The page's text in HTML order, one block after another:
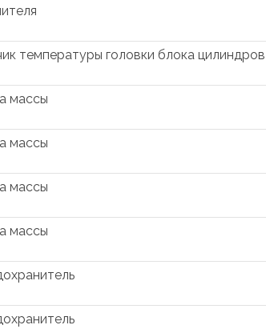
температуры головки блока цилиндров
массы
массы
массы
массы